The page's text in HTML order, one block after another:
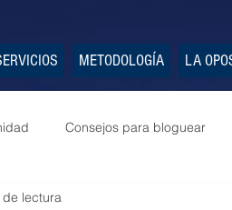
METODOLOGÍA LA
Consejos para bloguear
de lectura